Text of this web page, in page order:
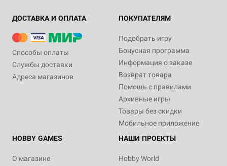
ДОСТАВКА И ОПЛАТА
Способы оплаты
Службы доставки
Адреса магазинов
ПОКУПАТЕЛЯМ
Подобрать игру
Бонусная программа
Информация о заказе
Возврат товара
Помощь с правилами
Архивные игры
Товары без скидки
Мобильное приложение
HOBBY GAMES
О магазине
НАШИ ПРОЕКТЫ
Hobby World